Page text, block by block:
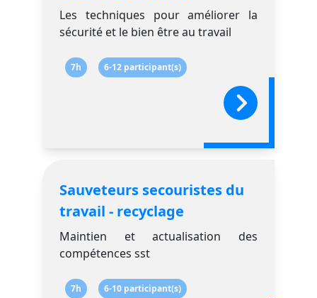
Les techniques pour améliorer la
sécurité et le bien être au travail
7h 6-12 participant(s)
Sauveteurs secouristes du
travail - recyclage
Maintien et actualisation des
compétences sst
7h 6-10 participant(s)